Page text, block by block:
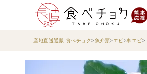
産地直送通販 食べチョク 魚介類 エビ 車エビ